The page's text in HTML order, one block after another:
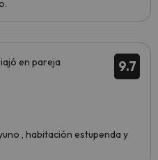
9.7
en pareja
, habitación estupenda y